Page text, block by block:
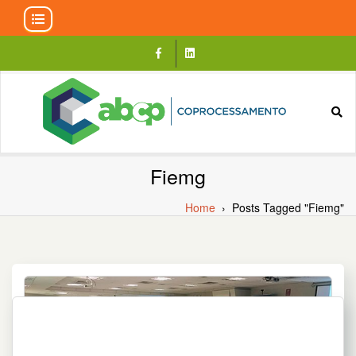
content
Fiemg
Home › Posts Tagged "Fiemg"